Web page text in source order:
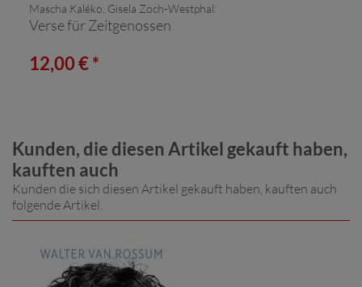
Mascha Kaléko, Gisela Zoch-Westphal:
Verse für Zeitgenossen
12,00 € *
Kunden, die diesen Artikel gekauft haben,
kauften auch
Kunden die sich diesen Artikel gekauft haben, kauften auch
folgende Artikel.